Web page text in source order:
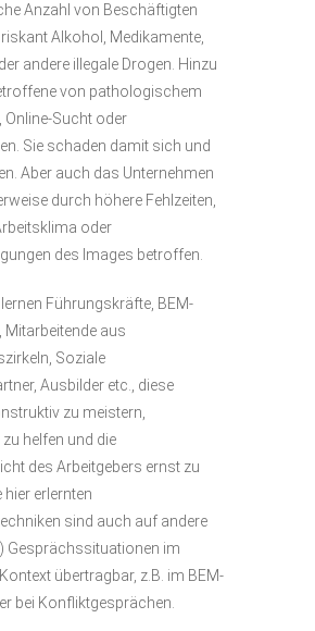
Anzahl von Beschäftigten
Alkohol, Medikamente,
andere illegale Drogen. Hinzu
von pathologischem
Online-Sucht oder
Sie schaden damit sich und
Aber auch das Unternehmen
durch höhere Fehlzeiten,
oder
des Images betroffen.
Führungskräfte, BEM-
Mitarbeitende aus
Soziale
Ausbilder etc., diese
zu meistern,
helfen und die
des Arbeitgebers ernst zu
hier erlernten
sind auch auf andere
Gesprächssituationen im
übertragbar, z.B. im BEM-
bei Konfliktgesprächen.